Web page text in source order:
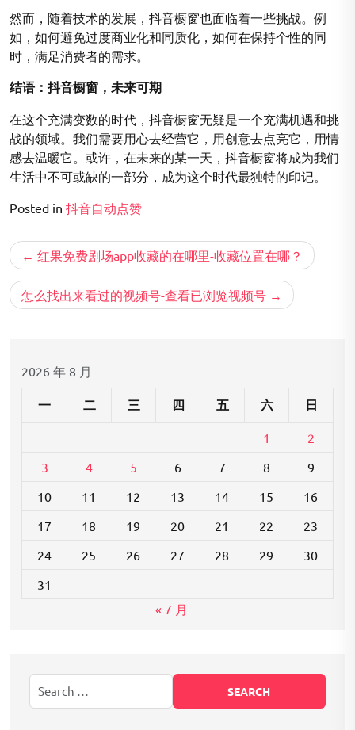
然而，随着技术的发展，抖音橱窗也面临着一些挑战。例
如，如何避免过度商业化和同质化，如何在保持个性的同
时，满足消费者的需求。
结语：抖音橱窗，未来可期
在这个充满变数的时代，抖音橱窗无疑是一个充满机遇和挑
战的领域。我们需要用心去经营它，用创意去点亮它，用情
感去温暖它。或许，在未来的某一天，抖音橱窗将成为我们
生活中不可或缺的一部分，成为这个时代最独特的印记。
Posted in 抖音自动点赞
文
章
导
红果免费剧场app收藏的在哪里-收藏位置在哪？
怎么找出来看过的视频号-查看已浏览视频号
2026 年 8 月
一 二 三 四 五 六 日
1
2
3
4 5 6 7 8
9
10
11 12 13 14 15
16
17
18 19 20 21 22
23
24
25 26 27 28 29
30
31
« 7 月